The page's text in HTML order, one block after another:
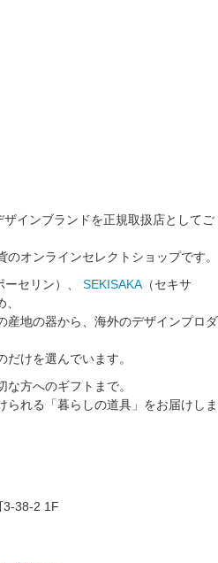
インブランドを正規取扱店としてご
オンラインセレクトショップです。
ーセリン）、 SEKISAKA（セキサ
産地の器から、海外のデザインプロダ
けを選んでいます。
方へのギフトまで。
られる「暮らしの道具」をお届けしま
3-38-2 1F